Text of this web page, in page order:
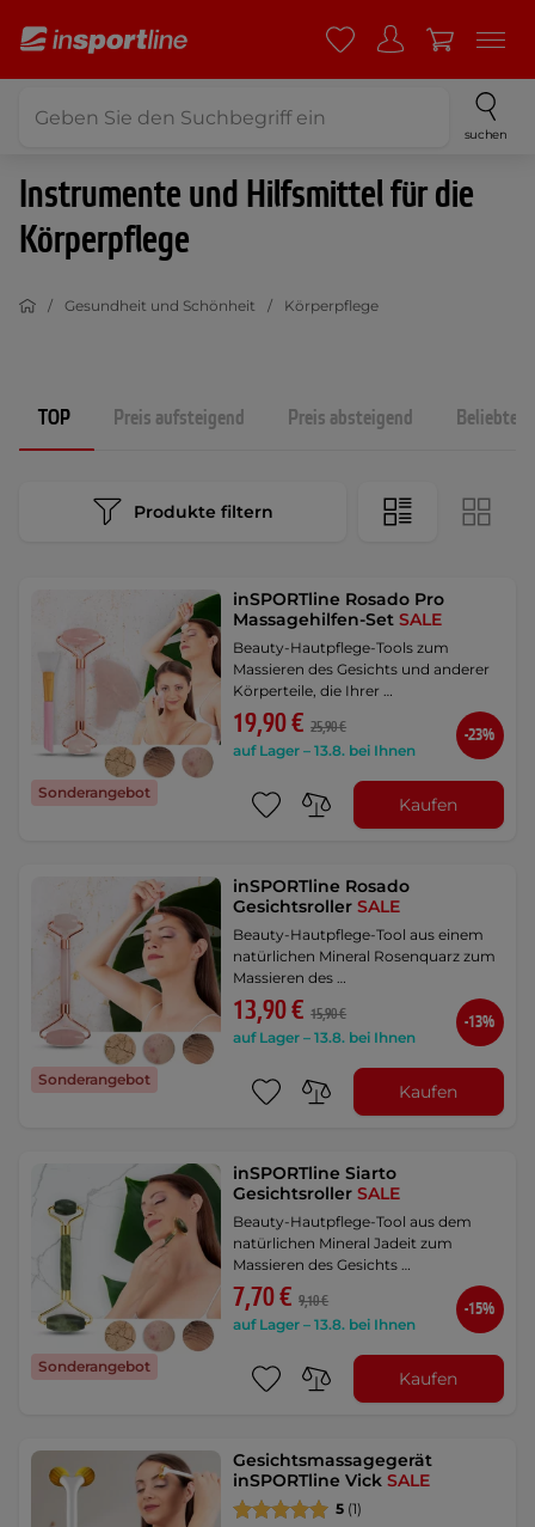
suchen
Instrumente und Hilfsmittel für die
Körperpflege
Gesundheit und Schönheit Körperpflege
TOP Preis aufsteigend Preis absteigend
Produkte filtern
Sonderangebot
inSPORTline Rosado Pro
Massagehilfen-SetSALE
Beauty-Hautpflege-Tools zum
Massieren des Gesichts und anderer
Körperteile, die Ihrer …
19,90 € 25,90 €
auf Lager – 13.8. bei Ihnen
-23%
Kaufen
Sonderangebot
inSPORTline Rosado
GesichtsrollerSALE
Beauty-Hautpflege-Tool aus einem
natürlichen Mineral Rosenquarz zum
Massieren des …
13,90 € 15,90 €
auf Lager – 13.8. bei Ihnen
-13%
Kaufen
Sonderangebot
inSPORTline Siarto
GesichtsrollerSALE
Beauty-Hautpflege-Tool aus dem
natürlichen Mineral Jadeit zum
Massieren des Gesichts …
7,70 € 9,10 €
auf Lager – 13.8. bei Ihnen
-15%
Kaufen
Gesichtsmassagegerät
inSPORTline VickSALE
5 (1)